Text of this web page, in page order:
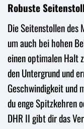
Robuste
Die Seitenstollen des
um auch bei hohen
einen optimalen Halt
den Untergrund und
Geschwindigkeit und
du enge Spitzkehren
DHR II gibt dir das